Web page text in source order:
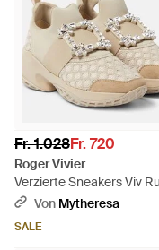
Fr. 1.028Fr. 720
Roger Vivier
Verzierte Sneakers Viv
Natur
Von Mytheresa
SALE